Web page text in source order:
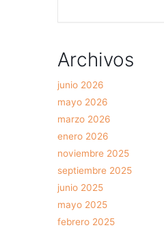
Archivos
junio 2026
mayo 2026
marzo 2026
enero 2026
noviembre 2025
septiembre 2025
junio 2025
mayo 2025
febrero 2025